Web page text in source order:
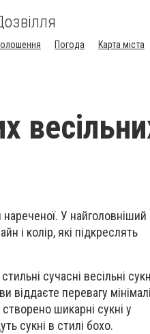
Погода Карта міста
У
і колір, які підкреслять
сучасні весільні
перевагу
шикарні сукні у
сукні в стилі бохо.